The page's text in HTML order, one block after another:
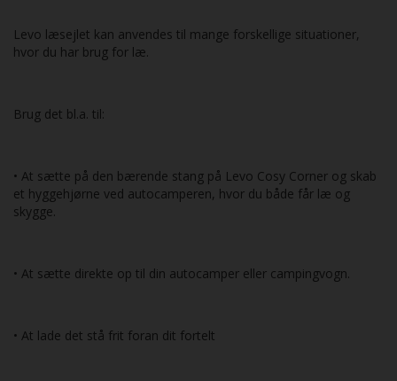
Levo læsejlet kan anvendes til mange forskellige situationer,
hvor du har brug for læ.
Brug det bl.a. til:
• At sætte på den bærende stang på Levo Cosy Corner og skab
et hyggehjørne ved autocamperen, hvor du både får læ og
skygge.
• At sætte direkte op til din autocamper eller campingvogn.
• At lade det stå frit foran dit fortelt